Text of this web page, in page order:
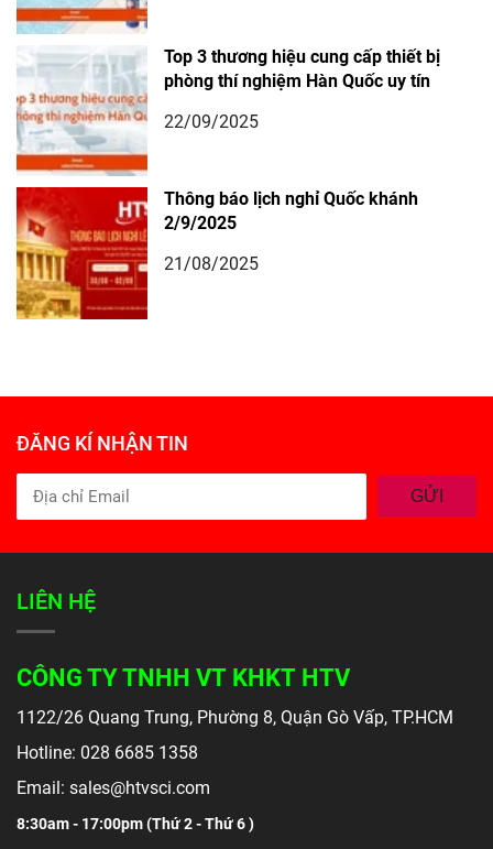
Top 3 thương hiệu cung cấp thiết bị
phòng thí nghiệm Hàn Quốc uy tín
22/09/2025
Thông báo lịch nghỉ Quốc khánh
2/9/2025
21/08/2025
ĐĂNG KÍ NHẬN TIN
GỬI
LIÊN HỆ
CÔNG TY TNHH VT KHKT HTV
1122/26 Quang Trung, Phường 8, Quận Gò Vấp, TP.HCM
Hotline: 028 6685 1358
Email: sales@htvsci.com
8:30am - 17:00pm (Thứ 2 - Thứ 6 )